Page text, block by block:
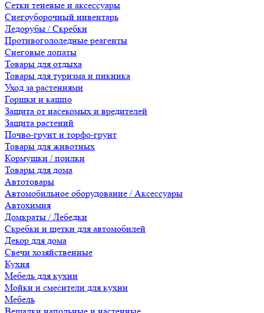
Сетки теневые и аксессуары
Снегоуборочный инвентарь
Ледорубы / Скребки
Противогололедные реагенты
Снеговые лопаты
Товары для отдыха
Товары для туризма и пикника
Уход за растениями
Горшки и кашпо
Защита от насекомых и вредителей
Защита растений
Почво-грунт и торфо-грунт
Товары для животных
Кормушки / поилки
Товары для дома
Автотовары
Автомобильное оборудование / Аксессуары
Автохимия
Домкраты / Лебедки
Скребки и щетки для автомобилей
Декор для дома
Свечи хозяйственные
Кухня
Мебель для кухни
Мойки и смесители для кухни
Мебель